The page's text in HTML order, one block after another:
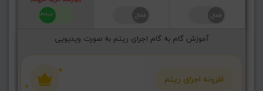
آموزش گام به گام اجرای ریتم به صورت ویدیویی
افزونه اجرای ریتم